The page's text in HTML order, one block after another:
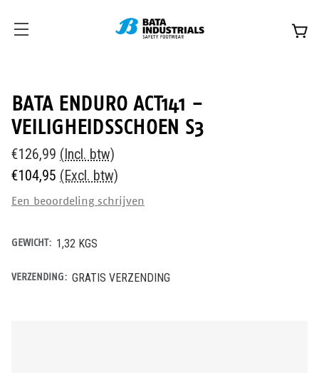
BATA ENDURO ACT141 -
VEILIGHEIDSSCHOEN S3
€126,99 (Incl. btw)
€104,95 (Excl. btw)
Een beoordeling schrijven
GEWICHT: 1,32 KGS
VERZENDING: GRATIS VERZENDING